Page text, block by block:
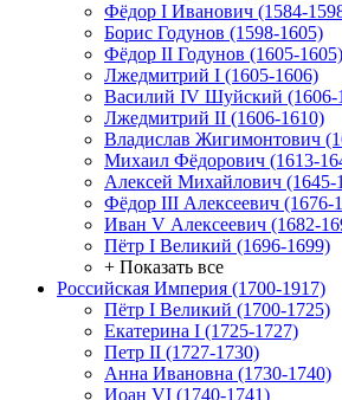
Фёдор I Иванович (1584-
Борис Годунов (1598-1605)
Фёдор II Годунов (1605-1605)
Лжедмитрий I (1605-1606)
Василий IV Шуйский (1606-
Лжедмитрий II (1606-1610)
Владислав Жигимонтович
Михаил Фёдорович (1613-
Алексей Михайлович (1645-
Фёдор III Алексеевич (1676-
Иван V Алексеевич (1682-
Пётр I Великий (1696-1699)
+ Показать все
Российская Империя (1700-1917)
Пётр I Великий (1700-1725)
Екатерина I (1725-1727)
Петр II (1727-1730)
Анна Ивановна (1730-1740)
Иоан VI (1740-1741)